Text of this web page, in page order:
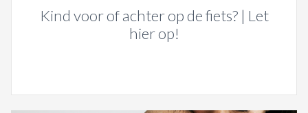
Kind voor of achter op de fiets? | Let
hier op!